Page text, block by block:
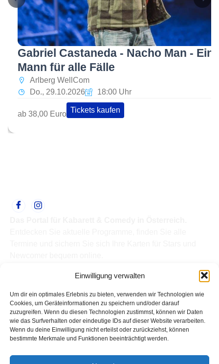
Einwilligung verwalten
Um dir ein optimales Erlebnis zu bieten, verwenden wir Technologien wie
Cookies, um Geräteinformationen zu speichern und/oder darauf
zuzugreifen. Wenn du diesen Technologien zustimmst, können wir Daten
wie das Surfverhalten oder eindeutige IDs auf dieser Website verarbeiten.
Wenn du deine Einwilligung nicht erteilst oder zurückziehst, können
bestimmte Merkmale und Funktionen beeinträchtigt werden.
Gabriel Castaneda - Nacho Man - Ein
Mann für alle Fälle
Arlberg WellCom
Do., 29.10.2026
18:00 Uhr
ab 38,00 Euro Tickets kaufen
Termine
Kabarettisten
Spielorte
Top Links
Kabarettisten in Österreich: Aktuelle Stars & Programme